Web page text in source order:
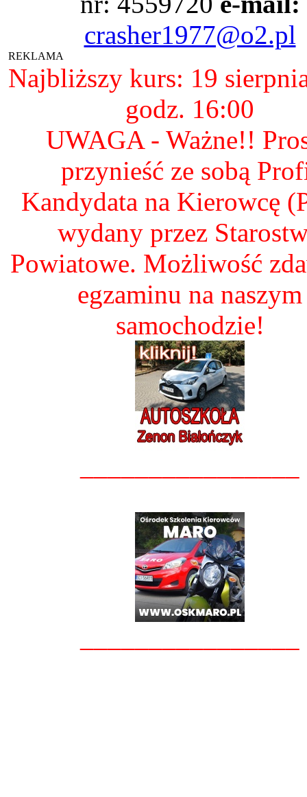
crasher1977@o2.pl
REKLAMA
Najbliższy kurs: 19
godz. 16:00
UWAGA - Ważne!!
przynieść ze sobą
Kandydata na Kierowcę
wydany przez
Powiatowe. Możliwość
egzaminu na naszym
samochodzie!